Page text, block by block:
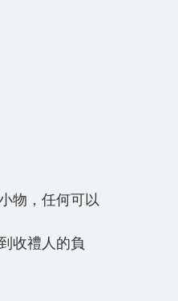
物，任何可以
收禮人的負